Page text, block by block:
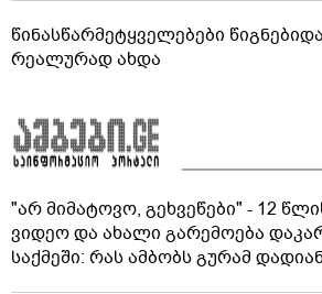
წინასწარმეტყველებები
რეალურად ახდა
"არ მიმატოვო, გეხვეწები" - 12
ვიდეო და ახალი გარემოება
საქმეში: რას ამბობს გურამ